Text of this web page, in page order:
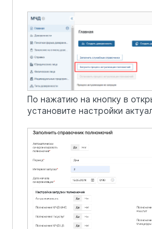
По нажатию на кнопку в
установите настройки